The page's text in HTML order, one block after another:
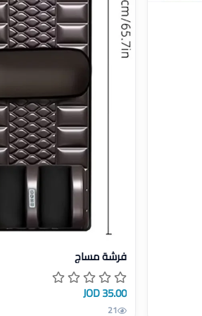
عرض تفاصيل فرشة مساج
فرشة مساج
35.00 JOD
21